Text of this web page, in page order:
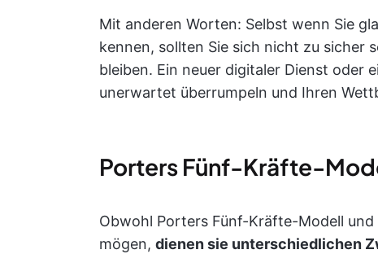
Mit anderen Worten: Selbst wenn Sie
kennen, sollten Sie sich nicht zu sicher
bleiben. Ein neuer digitaler Dienst oder
unerwartet überrumpeln und Ihren
Porters Fünf-Kräfte-
Obwohl Porters Fünf-Kräfte-Modell und
mögen, dienen sie unterschiedlichen